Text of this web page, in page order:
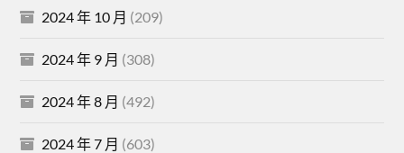
2024 年 10 月 (209)
2024 年 9 月 (308)
2024 年 8 月 (492)
2024 年 7 月 (603)